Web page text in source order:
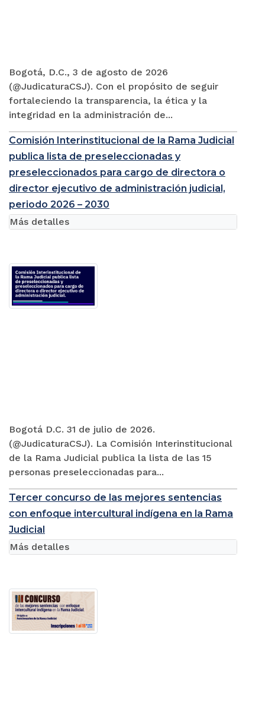
Bogotá, D.C., 3 de agosto de 2026
(@JudicaturaCSJ). Con el propósito de seguir
fortaleciendo la transparencia, la ética y la
integridad en la administración de...
Comisión Interinstitucional de la Rama Judicial
publica lista de preseleccionadas y
preseleccionados para cargo de directora o
director ejecutivo de administración judicial,
periodo 2026 – 2030
Bogotá D.C. 31 de julio de 2026.
(@JudicaturaCSJ). La Comisión Interinstitucional
de la Rama Judicial publica la lista de las 15
personas preseleccionadas para...
Más detalles
Tercer concurso de las mejores sentencias
con enfoque intercultural indígena en la Rama
Judicial
Más detalles